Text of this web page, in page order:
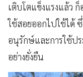
เติบโตแข็งแรงแล้ว
ใช้สอยออกไปใช้ได้
อนุรักษ์และการใช้ป
อย่างยั่งยืน